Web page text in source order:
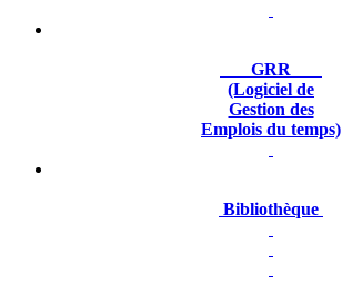
GRR
(Logiciel de
Gestion des
Emplois du temps)
Bibliothèque